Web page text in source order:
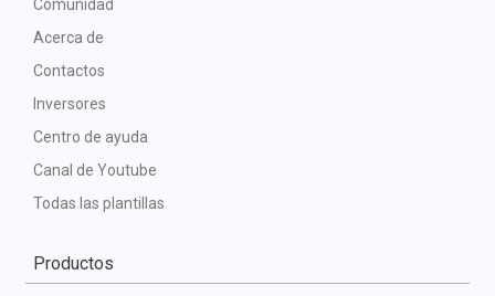
Comunidad
Acerca de
Contactos
Inversores
Centro de ayuda
Canal de Youtube
Todas las plantillas
Productos